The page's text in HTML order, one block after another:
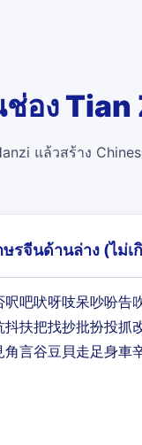
ช่อง Tian
แล้วสร้าง
ษรจีนด้านล่าง (ไม่เ